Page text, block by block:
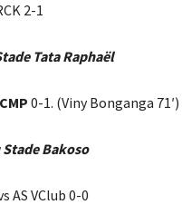
2-1
Tata Raphaël
0-1. (Viny Bonganga 71′)
Bakoso
AS VClub 0-0